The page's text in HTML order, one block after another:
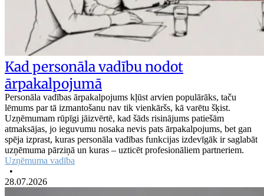
Kad personāla vadību nodot
ārpakalpojumā
Personāla vadības ārpakalpojums kļūst arvien populārāks, taču
lēmums par tā izmantošanu nav tik vienkāršs, kā varētu šķist.
Uzņēmumam rūpīgi jāizvērtē, kad šāds risinājums patiešām
atmaksājas, jo ieguvumu nosaka nevis pats ārpakalpojums, bet gan
spēja izprast, kuras personāla vadības funkcijas izdevīgāk ir saglabāt
uzņēmuma pārziņā un kuras – uzticēt profesionāliem partneriem.
Uzņēmuma vadība
•
28.07.2026